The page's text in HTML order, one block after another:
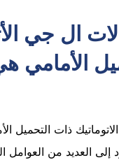
ال جي
الأمامي
ذات التحميل
إلى العديد من العوامل